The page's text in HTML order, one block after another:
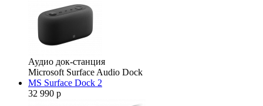
Аудио док-станция
Microsoft Surface Audio Dock
MS Surface Dock 2
32 990 р